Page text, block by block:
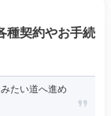
種契約やお手続
たい道へ進め